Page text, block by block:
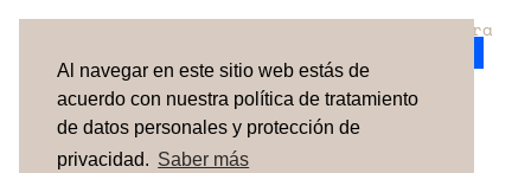
Al navegar en este sitio web estás de
acuerdo con nuestra política de tratamiento
de datos personales y protección de
privacidad. Saber más
¿No has encontrado el servicio perfecto para
TÉRMINOS Y CONDICIONES
SOBRE NOSOTROS
CÓMO FUNCIONA
CONTACTO